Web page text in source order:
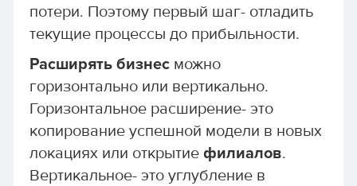
потери. Поэтому первый шаг- отладить
текущие процессы до прибыльности.
Расширять бизнесможно
горизонтально или вертикально.
Горизонтальное расширение- это
копирование успешной модели в новых
локациях или открытие филиалов.
Вертикальное- это углубление в